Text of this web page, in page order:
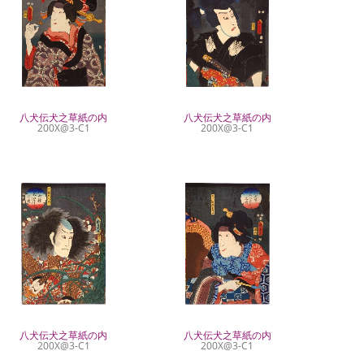
八犬伝犬之草紙の内
200X@3-C1
八犬伝犬之草紙の内
200X@3-C1
八犬伝犬之草紙の内
200X@3-C1
八犬伝犬之草紙の内
200X@3-C1